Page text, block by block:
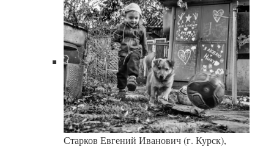
Старков Евгений Иванович (г. Курск),